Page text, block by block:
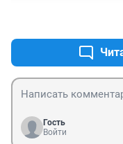
Гость
Войти